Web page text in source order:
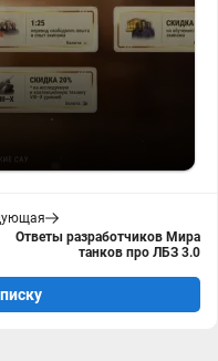
Ответы разработчиков Мира
танков про ЛБЗ 3.0